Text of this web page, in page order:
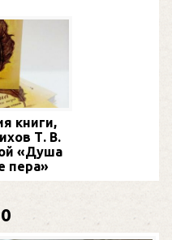
книги,
Т. В.
«Душа
пера»